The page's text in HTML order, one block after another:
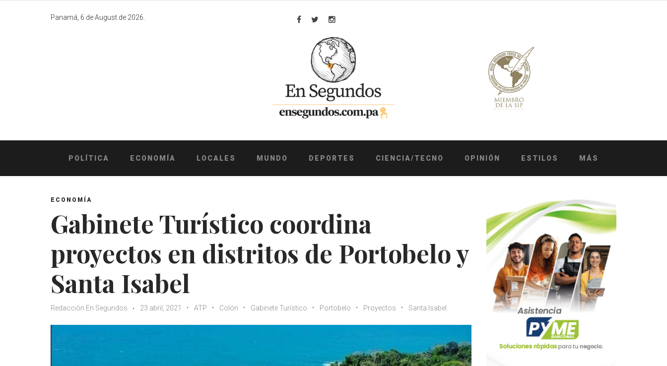
Panamá, 6 de August de 2026.
Facebook
TwitterInstagram
POLÍTICA ECONOMÍA LOCALES MUNDO DEPORTES CIENCIA/TECNO OPINIÓN ESTILOS MÁS
ECONOMÍA
Gabinete Turístico coordina
proyectos en distritos de Portobelo y
Santa Isabel
Redacción En Segundos 23 abril, 2021 ATP Colón Gabinete Turístico Portobelo Proyectos Santa Isabel